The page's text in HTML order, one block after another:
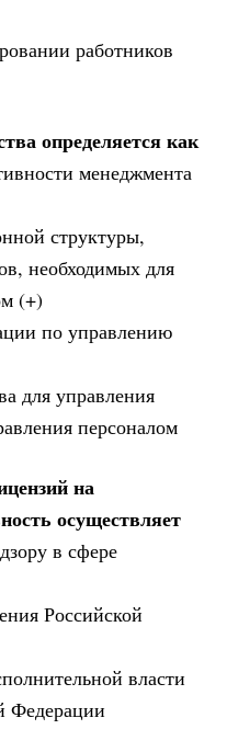
работников
определяется как
менеджмента
структуры,
необходимых для
(+)
по управлению
для управления
персоналом
на
осуществляет
в сфере
Российской
власти
Федерации